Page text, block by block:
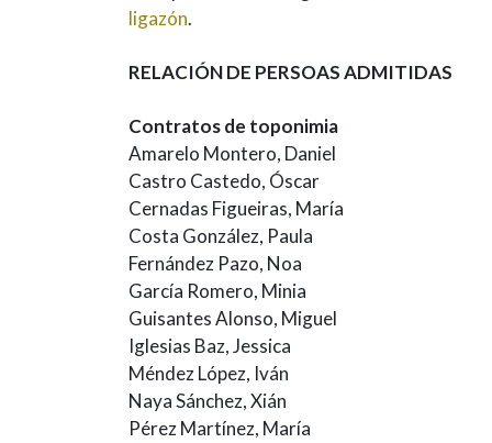
ligazón.
RELACIÓN DE PERSOAS ADMITIDAS
Contratos de toponimia
Amarelo Montero, Daniel
Castro Castedo, Óscar
Cernadas Figueiras, María
Costa González, Paula
Fernández Pazo, Noa
García Romero, Minia
Guisantes Alonso, Miguel
Iglesias Baz, Jessica
Méndez López, Iván
Naya Sánchez, Xián
Pérez Martínez, María